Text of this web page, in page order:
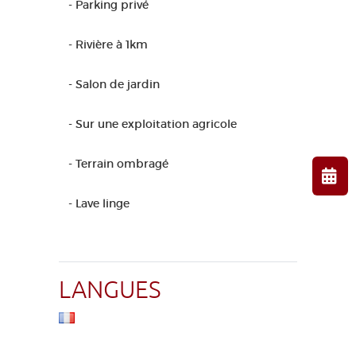
- Parking privé
- Rivière à 1km
- Salon de jardin
- Sur une exploitation agricole
- Terrain ombragé
- Lave linge
LANGUES